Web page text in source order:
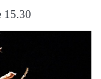
15.30